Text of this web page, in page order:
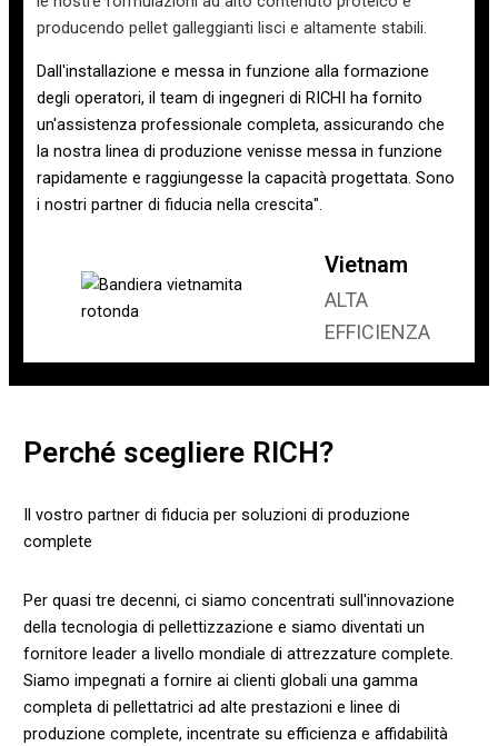
producendo pellet galleggianti lisci e altamente stabili.
Dall'installazione e messa in funzione alla formazione
degli operatori, il team di ingegneri di RICHI ha fornito
un'assistenza professionale completa, assicurando che
la nostra linea di produzione venisse messa in funzione
rapidamente e raggiungesse la capacità progettata. Sono
i nostri partner di fiducia nella crescita".
Vietnam
ALTA
EFFICIENZA
Perché scegliere RICH?
Il vostro partner di fiducia per soluzioni di produzione
complete
Per quasi tre decenni, ci siamo concentrati sull'innovazione
della tecnologia di pellettizzazione e siamo diventati un
fornitore leader a livello mondiale di attrezzature complete.
Siamo impegnati a fornire ai clienti globali una gamma
completa di pellettatrici ad alte prestazioni e linee di
produzione complete, incentrate su efficienza e affidabilità